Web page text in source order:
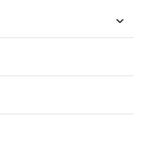
Toggle